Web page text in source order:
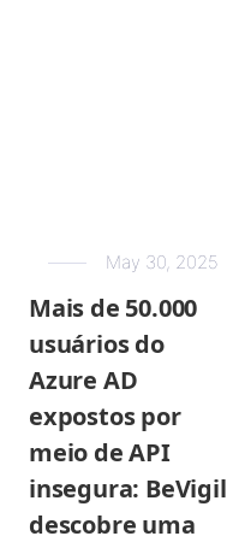
May 30, 2025
Mais de 50.000
usuários do
Azure AD
expostos por
meio de API
insegura: BeVigil
descobre uma